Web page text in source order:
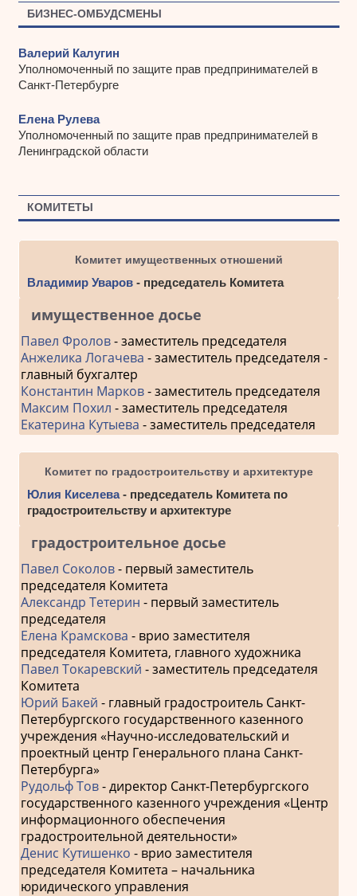
БИЗНЕС-ОМБУДСМЕНЫ
Валерий Калугин
Уполномоченный по защите прав предпринимателей в
Санкт-Петербурге
Елена Рулева
Уполномоченный по защите прав предпринимателей в
Ленинградской области
КОМИТЕТЫ
Комитет имущественных отношений
Владимир Уваров- председатель Комитета
имущественное досье
Павел Фролов- заместитель председателя
Анжелика Логачева - заместитель председателя -
главный бухгалтер
Константин Марков- заместитель председателя
Максим Похил - заместитель председателя
Екатерина Кутыева - заместитель председателя
Комитет по градостроительству и архитектуре
Юлия Киселева- председатель Комитета по
градостроительству и архитектуре
градостроительное досье
Павел Соколов- первый заместитель
председателя Комитета
Александр Тетерин - первый заместитель
председателя
Елена Крамскова - врио заместителя
председателя Комитета, главного художника
Павел Токаревский - заместитель председателя
Комитета
Юрий Бакей - главный градостроитель Санкт-
Петербургского государственного казенного
учреждения «Научно-исследовательский и
проектный центр Генерального плана Санкт-
Петербурга»
Рудольф Тов- директор Санкт-Петербургского
государственного казенного учреждения «Центр
информационного обеспечения
градостроительной деятельности»
Денис Кутишенко - врио заместителя
председателя Комитета – начальника
юридического управления